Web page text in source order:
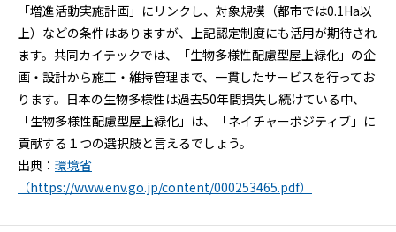
「増進活動実施計画」にリンクし、対象規模（都市では0.1Ha以
上）などの条件はありますが、上記認定制度にも活用が期待され
ます。共同カイテックでは、「生物多様性配慮型屋上緑化」の企
画・設計から施工・維持管理まで、一貫したサービスを行ってお
ります。日本の生物多様性は過去50年間損失し続けている中、
「生物多様性配慮型屋上緑化」は、「ネイチャーポジティブ」に
貢献する１つの選択肢と言えるでしょう。
出典： 環境省
（https://www.env.go.jp/content/000253465.pdf）